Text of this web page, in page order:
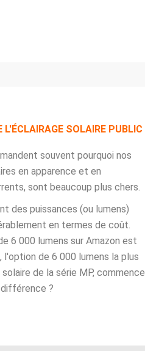
L'ÉCLAIRAGE SOLAIRE PUBLIC
souvent pourquoi nos
en apparence et en
sont beaucoup plus chers.
des puissances (ou lumens)
en termes de coût.
6 000 lumens sur Amazon est
de 6 000 lumens la plus
de la série MP, commence
différence ?